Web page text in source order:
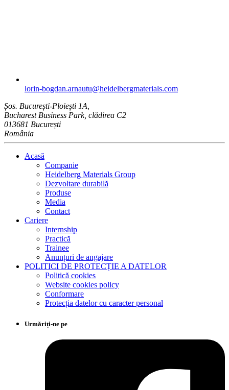
lorin-bogdan.arnautu​@heidelbergmaterials.com
Șos. București-Ploiești 1A,
Bucharest Business Park, clădirea C2
013681 București
România
Acasă
Companie
Heidelberg Materials Group
Dezvoltare durabilă
Produse
Media
Contact
Cariere
Internship
Practică
Trainee
Anunțuri de angajare
POLITICI DE PROTECȚIE A DATELOR
Politică cookies
Website cookies policy
Conformare
Protecția datelor cu caracter personal
Urmăriți-ne pe